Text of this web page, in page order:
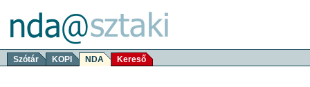
Szótár KOPI NDA Kereső